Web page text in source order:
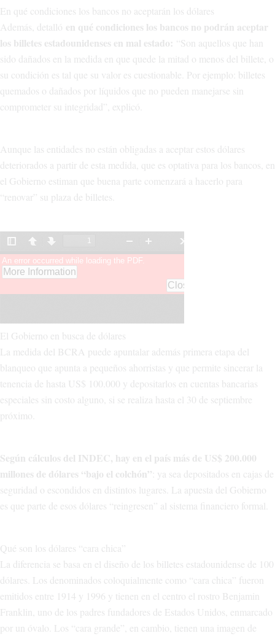
En qué condiciones los bancos no aceptarán los dólares
Además, detalló en qué condiciones los bancos no podrán aceptar
los billetes estadounidenses en mal estado: “Son aquellos que han
sido dañados en la medida en que quede la mitad o menos del billete, o
su condición es tal que su valor es cuestionable. Por ejemplo: billetes
quemados o dañados por líquidos que no pueden manejarse sin
comprometer su integridad”, explicó.
Aunque las entidades no están obligadas a aceptar estos dólares
deteriorados a partir de esta medida, que es optativa para los bancos, en
el Gobierno estiman que buena parte comenzará a hacerlo para
“renovar” su plaza de billetes.
El Gobierno en busca de dólares
La medida del BCRA puede apuntalar además primera etapa del
blanqueo que apunta a pequeños ahorristas y que permite sincerar la
tenencia de hasta US$ 100.000 y depositarlos en cuentas bancarias
especiales sin costo alguno, si se realiza hasta el 30 de septiembre
próximo.
Según cálculos del INDEC, hay en el país más de US$ 200.000
millones de dólares “bajo el colchón” : ya sea depositados en cajas de
seguridad o escondidos en distintos lugares. La apuesta del Gobierno
es que parte de esos dólares “reingresen” al sistema financiero formal.
Qué son los dólares “cara chica”
La diferencia se basa en el diseño de los billetes estadounidense de 100
dólares. Los denominados coloquialmente como “cara chica” fueron
emitidos entre 1914 y 1996 y tienen en el centro el rostro Benjamin
Franklin, uno de los padres fundadores de Estados Unidos, enmarcado
por un óvalo. Los “cara grande”, en cambio, tienen una imagen de